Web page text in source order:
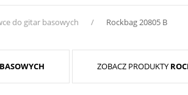
do gitar basowych Rockbag 20805 B
ZOBACZ PRODUKTY